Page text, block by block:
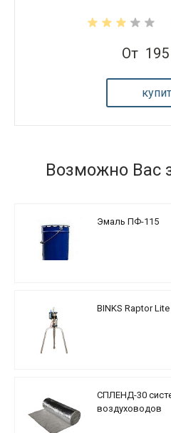
От 195
Возможно Вас
Эмаль ПФ-115
BINKS Raptor
СПЛЕНД-30
воздуховодов